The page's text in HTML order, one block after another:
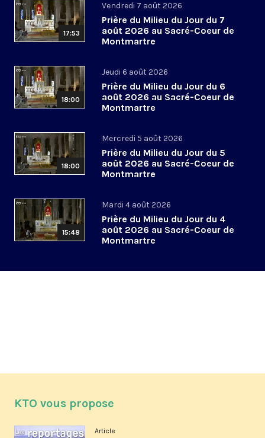
17:53
Vendredi 7 août 2026
Prière du Milieu du Jour du 7
août 2026 au Sacré-Coeur de
Montmartre
18:00
Jeudi 6 août 2026
Prière du Milieu du Jour du 6
août 2026 au Sacré-Coeur de
Montmartre
18:00
Mercredi 5 août 2026
Prière du Milieu du Jour du 5
août 2026 au Sacré-Coeur de
Montmartre
15:48
Mardi 4 août 2026
Prière du Milieu du Jour du 4
août 2026 au Sacré-Coeur de
Montmartre
KTO vous propose
Article